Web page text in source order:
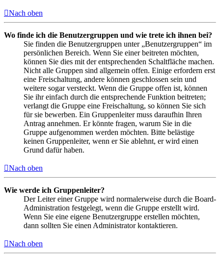
Nach oben
Wo finde ich die Benutzergruppen und wie trete ich ihnen bei?
Sie finden die Benutzergruppen unter „Benutzergruppen“ im
persönlichen Bereich. Wenn Sie einer beitreten möchten,
können Sie dies mit der entsprechenden Schaltfläche machen.
Nicht alle Gruppen sind allgemein offen. Einige erfordern erst
eine Freischaltung, andere können geschlossen sein und
weitere sogar versteckt. Wenn die Gruppe offen ist, können
Sie ihr einfach durch die entsprechende Funktion beitreten;
verlangt die Gruppe eine Freischaltung, so können Sie sich
für sie bewerben. Ein Gruppenleiter muss daraufhin Ihren
Antrag annehmen. Er könnte fragen, warum Sie in die
Gruppe aufgenommen werden möchten. Bitte belästige
keinen Gruppenleiter, wenn er Sie ablehnt, er wird einen
Grund dafür haben.
Nach oben
Wie werde ich Gruppenleiter?
Der Leiter einer Gruppe wird normalerweise durch die Board-
Administration festgelegt, wenn die Gruppe erstellt wird.
Wenn Sie eine eigene Benutzergruppe erstellen möchten,
dann sollten Sie einen Administrator kontaktieren.
Nach oben